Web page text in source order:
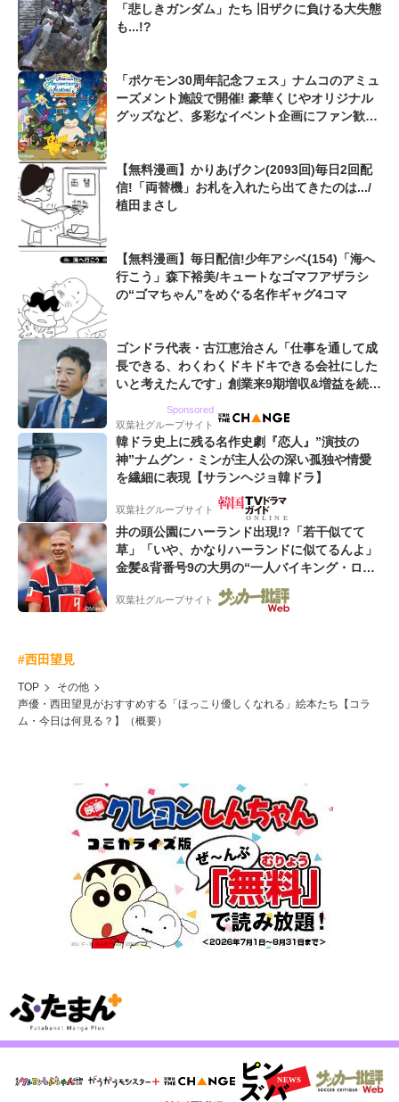
「悲しきガンダム」たち 旧ザクに負ける大失態
も...!?
「ポケモン30周年記念フェス」ナムコのアミュ
ーズメント施設で開催! 豪華くじやオリジナル
グッズなど、多彩なイベント企画にファン歓喜
【無料漫画】かりあげクン(2093回)毎日2回配
信!「両替機」お札を入れたら出てきたのは.../
植田まさし
【無料漫画】毎日配信!少年アシベ(154)「海へ
行こう」森下裕美/キュートなゴマフアザラシ
の“ゴマちゃん”をめぐる名作ギャグ4コマ
ゴンドラ代表・古江恵治さん「仕事を通して成
長できる、わくわくドキドキできる会社にした
いと考えたんです」創業来9期増収&増益を続け
Sponsored
双葉社グループサイト
韓ドラ史上に残る名作史劇『恋人』”演技の
神”ナムグン・ミンが主人公の深い孤独や情愛
を繊細に表現【サランヘジョ韓ドラ】
双葉社グループサイト
井の頭公園にハーランド出現!?「若干似てて
草」「いや、かなりハーランドに似てるんよ」
金髪&背番号9の大男の“一人バイキング・ロ
ー”映像が話題!「元気をもらった」
双葉社グループサイト
#西田望見
TOP
その他
声優・西田望見がおすすめする「ほっこり優しくなれる」絵本たち【コラ
ム・今日は何見る？】（概要）